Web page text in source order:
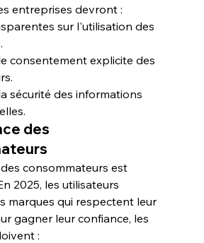
entreprises devront :
sur l'utilisation des
consentement explicite des
sécurité des informations
des
consommateurs est
2025, les utilisateurs
marques qui respectent leur
gagner leur confiance, les
: